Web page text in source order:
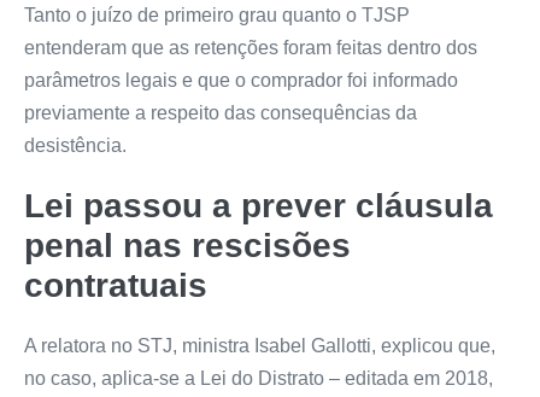
Tanto o juízo de primeiro grau quanto o TJSP
entenderam que as retenções foram feitas dentro dos
parâmetros legais e que o comprador foi informado
previamente a respeito das consequências da
desistência.
Lei passou a prever cláusula
penal nas rescisões
contratuais
A relatora no STJ, ministra Isabel Gallotti, explicou que,
no caso, aplica-se a Lei do Distrato – editada em 2018,